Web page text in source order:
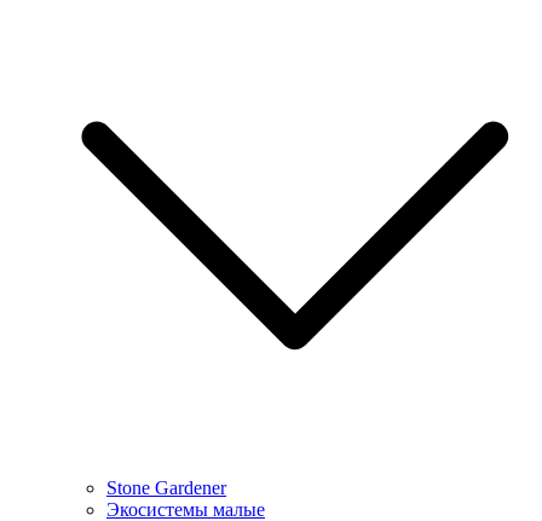
Stone Gardener
Экосистемы малые